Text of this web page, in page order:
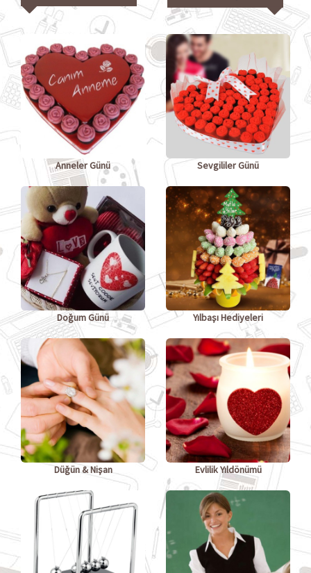
Anneler Günü Sevgililer Günü
Doğum Günü Yılbaşı Hediyeleri
Düğün & Nişan Evlilik Yıldönümü